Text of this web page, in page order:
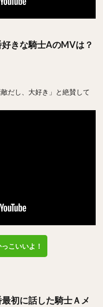
好きな騎士AのMVは？
だし、大好き」と絶賛して
こいいよ！
最初に話した騎士Ａメ